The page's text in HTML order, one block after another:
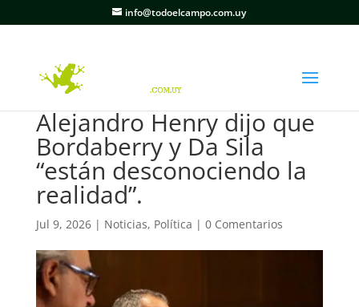
info@todoelcampo.com.uy
Alejandro Henry dijo que
Bordaberry y Da Sila
“están desconociendo la
realidad”.
Jul 9, 2026| Noticias, Política | 0 Comentarios